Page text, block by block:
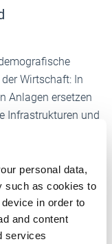
personal data,
such as cookies to
in order to
and content
services
Wirtschaft: In
Anlagen ersetzen
Infrastrukturen und
zu wenig. Der
eine – wenn
die für die
wie